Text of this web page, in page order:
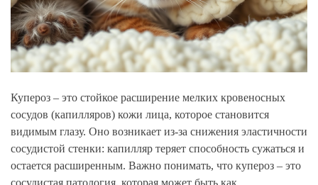
Купероз – это стойкое расширение мелких кровеносных
сосудов (капилляров) кожи лица, которое становится
видимым глазу. Оно возникает из-за снижения эластичности
сосудистой стенки: капилляр теряет способность сужаться и
остается расширенным. Важно понимать, что купероз – это